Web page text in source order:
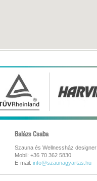
Balázs Csaba
Szauna és Wellnessház designer
Mobil: +36 70 362 5830
E-mail: info@szaunagyartas.hu